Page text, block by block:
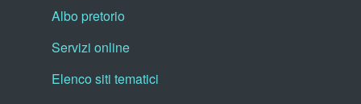
Albo pretorio
Servizi online
Elenco siti tematici